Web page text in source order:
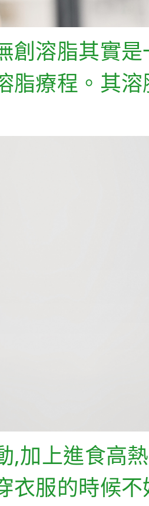
創溶脂其實
脂療程。其
,加上進食高
衣服的時候